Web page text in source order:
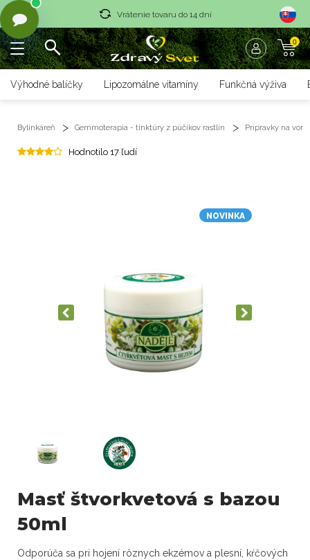
Vrátenie tovaru do 14 dní
Rýchle dodanie <36 hod
Rýchle dodanie <36 hod
0
Výhodné balíčky Lipozomálne vitamíny Funkčná výživa
Bylinkáreň Gemmoterapia - tinktúry z púčikov rastlín Prípravky na
NOVINKA
Hodnotilo 17 ľudí
Masť štvorkvetová s bazou
50ml
Odporúča sa pri hojení rôznych ekzémov a plesní, kŕčových